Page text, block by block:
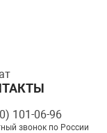
101-06-96
звонок по России